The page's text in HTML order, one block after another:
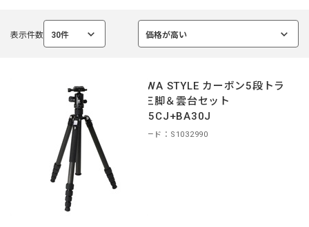
く
表示件数 30件
選
価格が高い
選
TOKIWA STYLE カーボン5段トラ
ベル三脚＆雲台セット
TA255CJ+BA30J
商品コード：S1032990